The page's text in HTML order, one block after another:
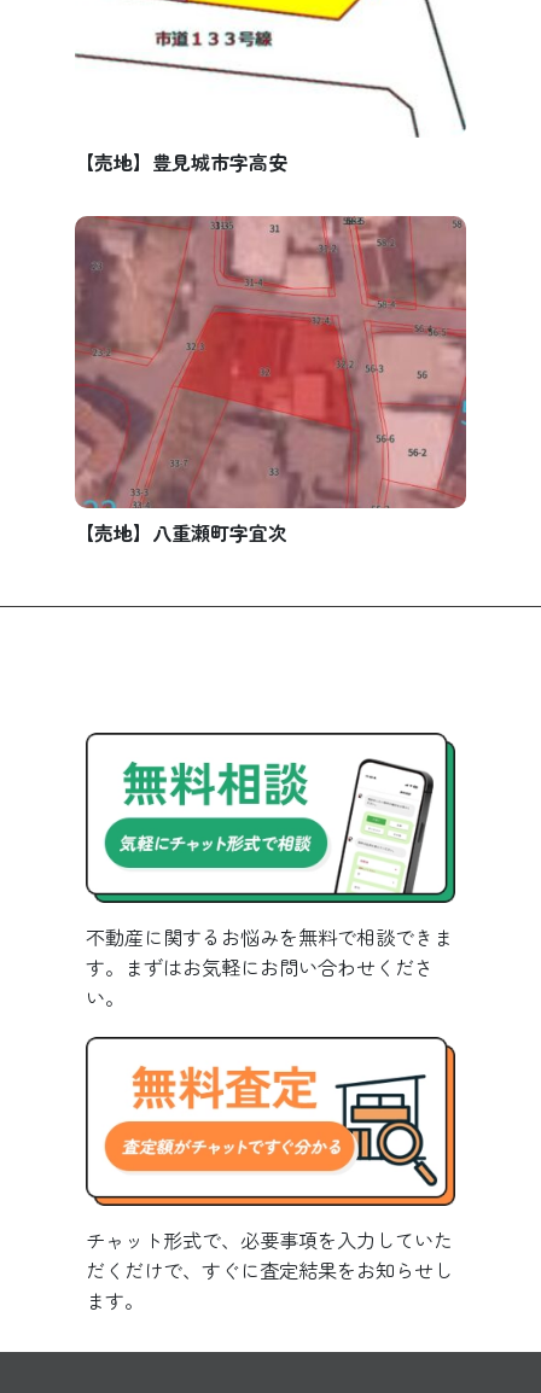
【売地】豊見城市字高安
【売地】八重瀬町字宜次
不動産に関するお悩みを無料で相談できま
す。まずはお気軽にお問い合わせくださ
い。
チャット形式で、必要事項を入力していた
だくだけで、すぐに査定結果をお知らせし
ます。